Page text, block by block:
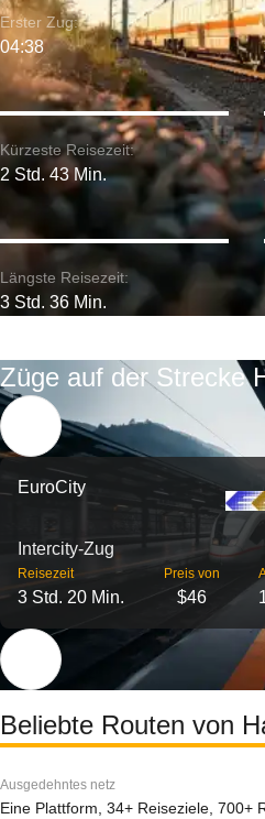
Kürzeste Reisezeit:
2 Std. 43 Min.
Erster Zug:
04:38
Längste Reisezeit:
3 Std. 36 Min.
Züge auf der Strecke
EuroCity
Intercity-Zug
Reisezeit
3 Std. 20 Min.
Preis von
$46
Beliebte Routen von
Ausgedehntes netz
Eine Plattform, 34+ Reiseziele, 700+